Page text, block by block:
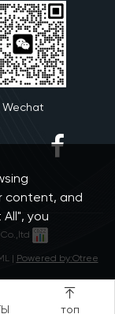
Wechat

| Powered by:Otree

топ
content, and
you